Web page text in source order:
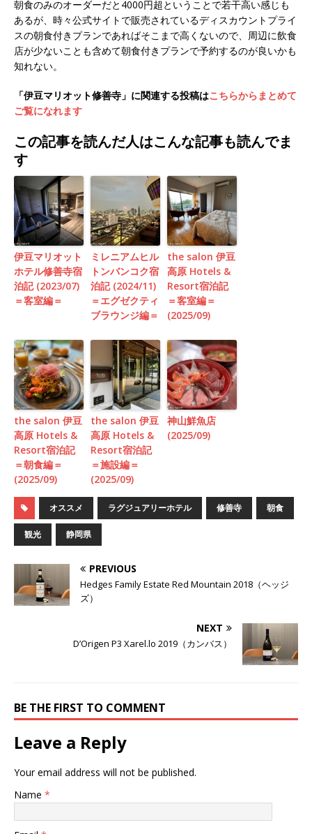
朝食のみのオーダーだと4000円超ということで若干高い感じも
あるが、時々公式サイトで販売されているディスカウントプライ
スの朝食付きプランであればそこまで高くないので、周辺に飲食
店が少ないことも含めて朝食付きプランで予約するのが良いかも
知れない。
「伊豆マリオット修善寺」に関連する投稿はこちらからまとめて
ご覧になれます
この記事を読んだ人はこんな記事も読んでま
す
伊豆マリオット
ホテル修善寺宿
泊記 (2023/07)
＝客室編＝
ミレニアムヒル
トンバンコク宿
泊記 (2024/11)
＝エグゼクティ
ブラウンジ編＝
the salon 伊豆
高原 Hotels &
Resort宿泊記
＝客室編＝
(2025/09)
the salon 伊豆
高原 Hotels &
Resort宿泊記
＝朝食編＝
(2025/09)
the salon 伊豆
高原 Hotels &
Resort宿泊記
＝施設編＝
(2025/09)
神山鮮魚店
(2025/09)
オススメ ラグジュアリーホテル 修善寺 朝食
観光 静岡県
PREVIOUS
Hedges Family Estate Red Mountain 2018（ヘッジ
ズ）
NEXT
D’Origen P3 Xarel.lo 2019（カンバス）
BE THE FIRST TO COMMENT
Leave a Reply
Your email address will not be published.
Name *